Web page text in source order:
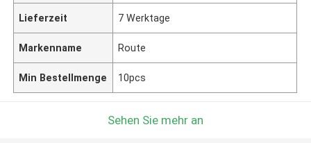
Lieferzeit 7 Werktage
Markenname Route
Min Bestellmenge 10pcs
Sehen Sie mehr an